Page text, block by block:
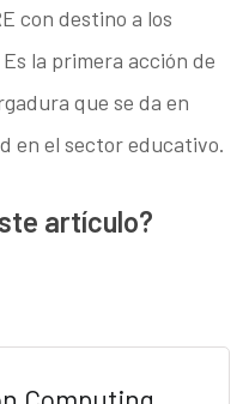
con destino a los
la primera acción de
que se da en
en el sector educativo.
artículo?